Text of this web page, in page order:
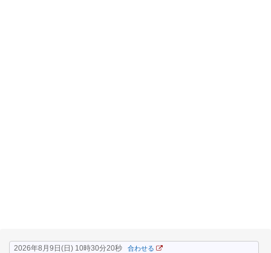
2026年8月9日(日) 10時30分21秒 合わせる